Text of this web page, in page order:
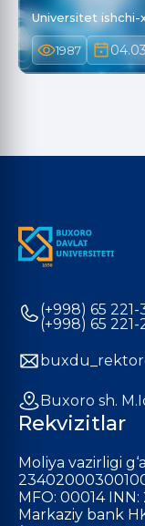
Universitet ishchi-
1987
(+998) 65
(+998) 65
Buxoro sh.
Rekvizitlar
Moliya vazirligi
MFO: 00014 INN:
Markaziy bank